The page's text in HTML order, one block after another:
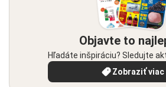
Objavte to
Hľadáte inšpiráciu? Sledujte
Zobraziť viac